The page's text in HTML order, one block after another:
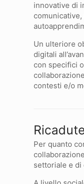
innovative di
Un ulteriore
digitali
con specifici
contesti e/o
Per quanto
settoriale e di